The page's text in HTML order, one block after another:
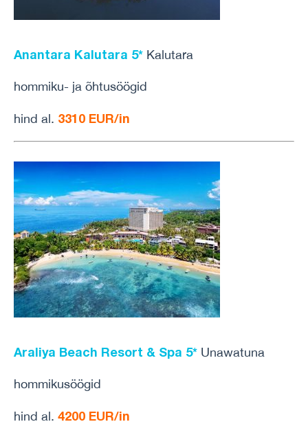
Anantara Kalutara 5* Kalutara
hommiku- ja õhtusöögid
hind al. 3310 EUR/in
Araliya Beach Resort & Spa 5* Unawatuna
hommikusöögid
hind al. 4200 EUR/in